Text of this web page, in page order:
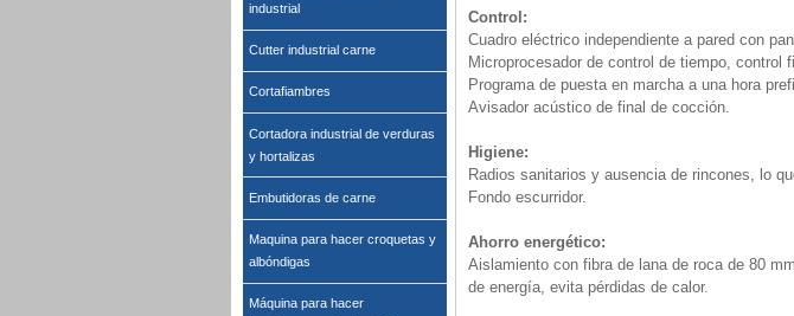
industrial
Cutter industrial carne
Cortafiambres
Cortadora industrial de verduras
y hortalizas
Embutidoras de carne
Maquina para hacer croquetas y
albóndigas
Máquina para hacer
Control:
Cuadro eléctrico independiente a pared con
Microprocesador de control de tiempo,
Programa de puesta en marcha a una hora
Avisador acústico de final de cocción.
Higiene:
Radios sanitarios y ausencia de rincones, lo
Fondo escurridor.
Ahorro energético:
Aislamiento con fibra de lana de roca de 80
de energía, evita pérdidas de calor.